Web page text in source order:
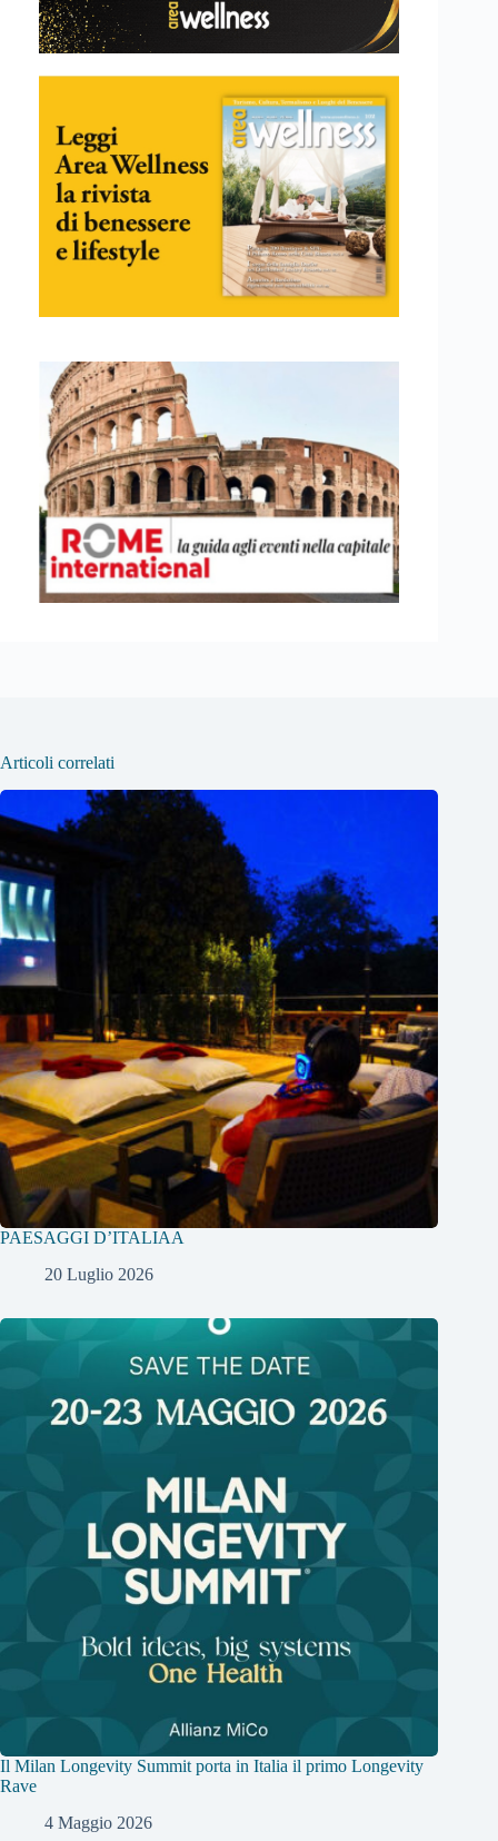
Articoli correlati
PAESAGGI D’ITALIAA
20 Luglio 2026
Il Milan Longevity Summit porta in Italia il primo Longevity
Rave
4 Maggio 2026